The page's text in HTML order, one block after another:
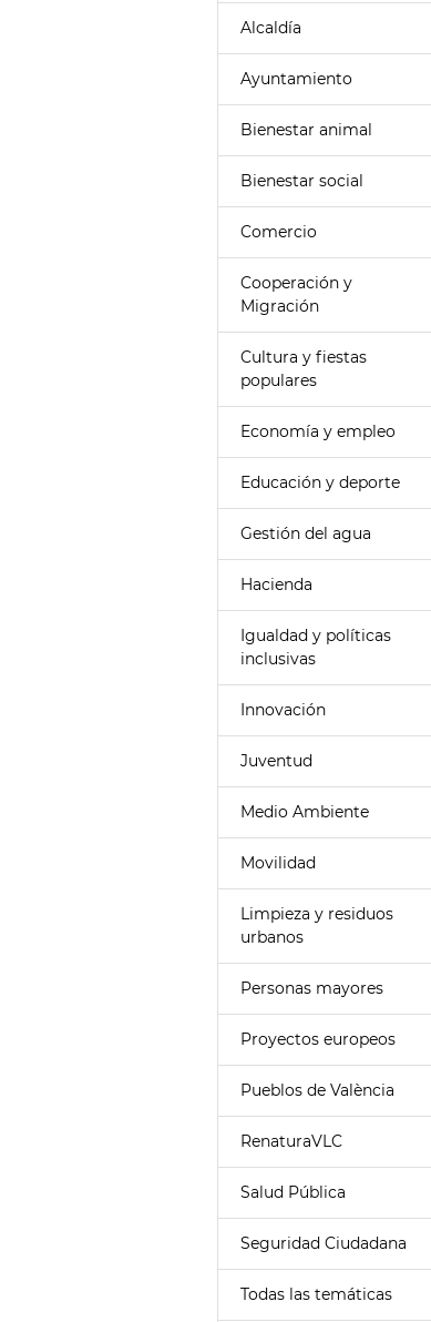
Alcaldía
Ayuntamiento
Bienestar animal
Bienestar social
Comercio
Cooperación y
Migración
Cultura y fiestas
populares
Economía y empleo
Educación y deporte
Gestión del agua
Hacienda
Igualdad y políticas
inclusivas
Innovación
Juventud
Medio Ambiente
Movilidad
Limpieza y residuos
urbanos
Personas mayores
Proyectos europeos
Pueblos de València
RenaturaVLC
Salud Pública
Seguridad Ciudadana
Todas las temáticas